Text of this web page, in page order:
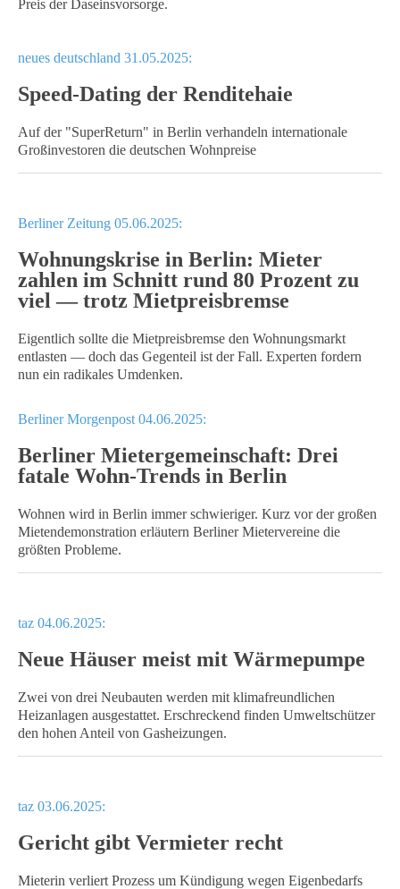
Preis der Daseinsvorsorge.
neues deutschland 31.05.2025:
Speed-Dating der Renditehaie
Auf der "SuperReturn" in Berlin verhandeln internationale
Großinvestoren die deutschen Wohnpreise
Berliner Zeitung 05.06.2025:
Wohnungskrise in Berlin: Mieter
zahlen im Schnitt rund 80 Prozent zu
viel — trotz Mietpreisbremse
Eigentlich sollte die Mietpreisbremse den Wohnungsmarkt
entlasten — doch das Gegenteil ist der Fall. Experten fordern
nun ein radikales Umdenken.
Berliner Morgenpost 04.06.2025:
Berliner Mietergemeinschaft: Drei
fatale Wohn-Trends in Berlin
Wohnen wird in Berlin immer schwieriger. Kurz vor der großen
Mietendemonstration erläutern Berliner Mietervereine die
größten Probleme.
taz 04.06.2025:
Neue Häuser meist mit Wärmepumpe
Zwei von drei Neubauten werden mit klimafreundlichen
Heizanlagen ausgestattet. Erschreckend finden Umweltschützer
den hohen Anteil von Gasheizungen.
taz 03.06.2025:
Gericht gibt Vermieter recht
Mieterin verliert Prozess um Kündigung wegen Eigenbedarfs